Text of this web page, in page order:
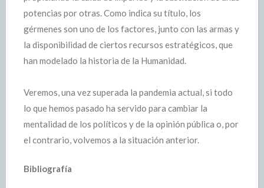
potencias por otras. Como indica su título, los
gérmenes son uno de los factores, junto con las armas y
la disponibilidad de ciertos recursos estratégicos, que
han modelado la historia de la Humanidad.
Veremos, una vez superada la pandemia actual, si todo
lo que hemos pasado ha servido para cambiar la
mentalidad de los políticos y de la opinión pública o, por
el contrario, volvemos a la situación anterior.
Bibliografía